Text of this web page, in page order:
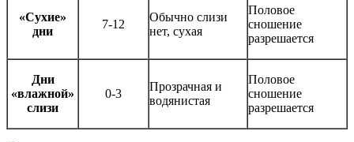
«Сухие»
дни
7-12
Обычно слизи
нет, сухая
Половое
сношение
разрешается
Дни
«влажной»
слизи
0-3
Прозрачная и
водянистая
Половое
сношение
разрешается